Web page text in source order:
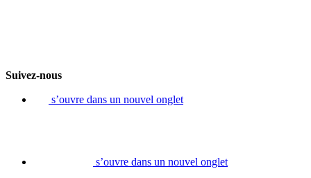
Suivez-nous
s’ouvre dans un nouvel onglet
s’ouvre dans un nouvel onglet